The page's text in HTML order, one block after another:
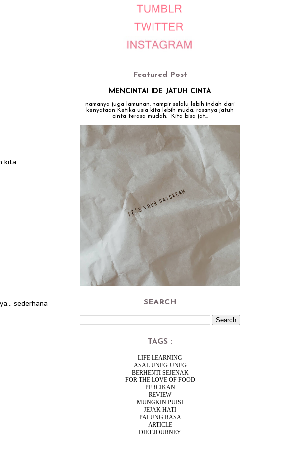
kita
sederhana
Featured Post
MENCINTAI IDE JATUH CINTA
namanya juga lamunan, hampir selalu lebih indah dari
kenyataan Ketika usia kita lebih muda, rasanya jatuh
cinta terasa mudah. Kita bisa jat...
SEARCH
TAGS :
LIFE LEARNING
ASAL UNEG-UNEG
BERHENTI SEJENAK
FOR THE LOVE OF FOOD
PERCIKAN
REVIEW
MUNGKIN PUISI
JEJAK HATI
PALUNG RASA
ARTICLE
DIET JOURNEY